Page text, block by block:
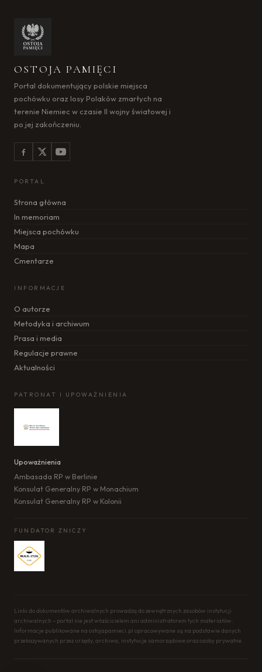
OSTOJA PAMIĘCI
Portal dokumentujący polskie miejsca
pochówku oraz losy Polaków zmarłych na
terenie Niemiec w czasie II wojny światowej i
po jej zakończeniu.
PORTAL
Strona główna
In memoriam
Miejsca pochówku
Mapa
Cmentarze
INFORMACJE
O autorze
Metodyka i archiwum
Prasa i media
Regulacje prawne
Aktualności
PATRONAT I UPOWAŻNIENIA
Upoważnienia
Ambasada RP w Berlinie
Konsulat Generalny RP w Monachium
Konsulat Generalny RP w Kolonii
FUNDATOR ZNICZY
Linki do dokumentów archiwalnych prowadzą do zewnętrznych zasobów instytucji
archiwalnych – portal nie jest właścicielem ani administratorem tych materiałów.
Informacje publikowane na ostojapamieci.pl opracowywane są na podstawie danych
przekazywanych przez urzędy, archiwa, instytucje samorządowe oraz osoby prywatne.